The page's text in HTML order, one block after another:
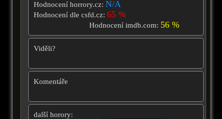
Hodnocení horrory.cz: N/A
Hodnocení dle csfd.cz: 65 %
Hodnocení imdb.com: 56 %
Viděli?
Komentáře
další horory: